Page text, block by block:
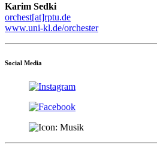
Karim Sedki
orchest[at]rptu.de
www.uni-kl.de/orchester
Social Media